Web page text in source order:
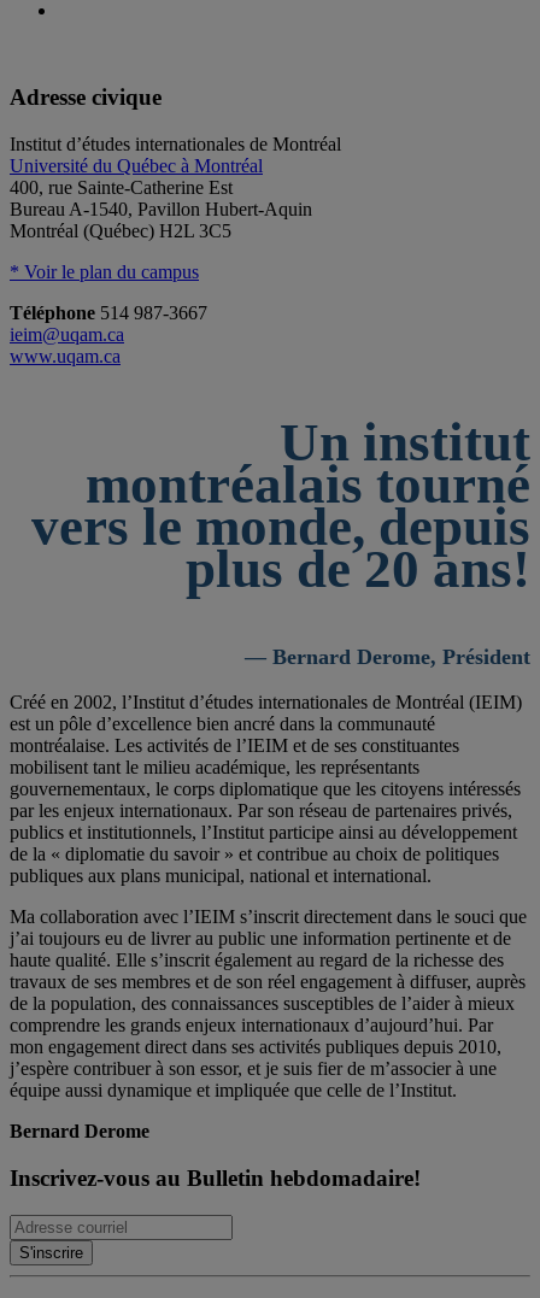
Adresse civique
Institut d’études internationales de Montréal
Université du Québec à Montréal
400, rue Sainte-Catherine Est
Bureau A-1540, Pavillon Hubert-Aquin
Montréal (Québec) H2L 3C5
* Voir le plan du campus
Téléphone 514 987-3667
ieim@uqam.ca
www.uqam.ca
Un institut
montréalais tourné
vers le monde, depuis
plus de 20 ans!
— Bernard Derome, Président
Créé en 2002, l’Institut d’études internationales de Montréal (IEIM)
est un pôle d’excellence bien ancré dans la communauté
montréalaise. Les activités de l’IEIM et de ses constituantes
mobilisent tant le milieu académique, les représentants
gouvernementaux, le corps diplomatique que les citoyens intéressés
par les enjeux internationaux. Par son réseau de partenaires privés,
publics et institutionnels, l’Institut participe ainsi au développement
de la « diplomatie du savoir » et contribue au choix de politiques
publiques aux plans municipal, national et international.
Ma collaboration avec l’IEIM s’inscrit directement dans le souci que
j’ai toujours eu de livrer au public une information pertinente et de
haute qualité. Elle s’inscrit également au regard de la richesse des
travaux de ses membres et de son réel engagement à diffuser, auprès
de la population, des connaissances susceptibles de l’aider à mieux
comprendre les grands enjeux internationaux d’aujourd’hui. Par
mon engagement direct dans ses activités publiques depuis 2010,
j’espère contribuer à son essor, et je suis fier de m’associer à une
équipe aussi dynamique et impliquée que celle de l’Institut.
Bernard Derome
Inscrivez-vous au Bulletin hebdomadaire!